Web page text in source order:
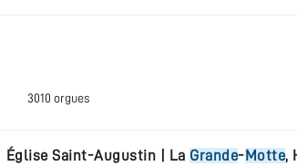
3010 orgues
église Saint-Augustin La Grande- Motte,